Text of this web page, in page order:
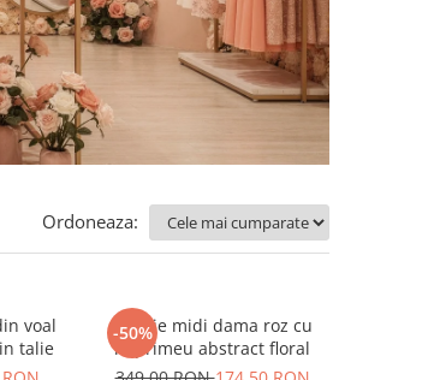
Ordoneaza:
voal
talie
-50%
Rochie midi dama roz cu
imprimeu abstract floral